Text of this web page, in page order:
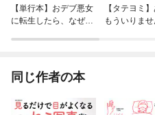
【単行本】おデブ悪女
に転生したら、なぜか
【タテヨミ
もういりませ
同じ作者の本